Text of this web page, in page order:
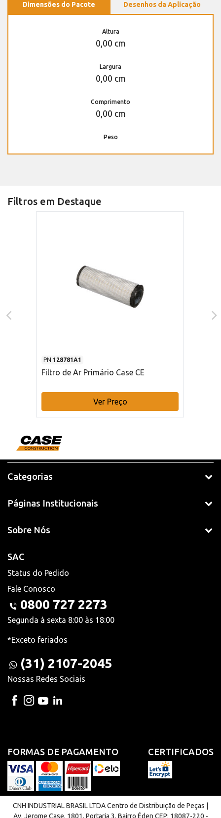
Dimensões do Pacote Desenhos da Aplicação
Altura
0,00 cm
Largura
0,00 cm
Comprimento
0,00 cm
Peso
Filtros em Destaque
PN 128781A1
Filtro de Ar Primário Case CE
Ver Preço
Categorias
Páginas Institucionais
Sobre Nós
SAC
Status do Pedido
Fale Conosco
0800 727 2273
Segunda à sexta 8:00 às 18:00
*Exceto feriados
(31) 2107-2045
Nossas Redes Sociais
FORMAS DE PAGAMENTO CERTIFICADOS
CNH INDUSTRIAL BRASIL LTDA Centro de Distribuição de Peças |
Av. Jerome Case, 1801, Portaria 3. Bairro Éden CEP: 18087-220 -